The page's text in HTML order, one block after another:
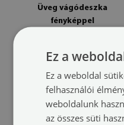
Üveg vágódeszka
fényképpel
méret -tól: 2 db 30x52 cm
14 900 HUF
Ez a
Ez a weboldal
felhasználói
weboldalunk
az összes süti